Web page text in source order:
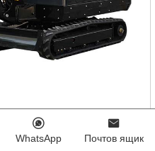
WhatsApp Почтов ящик